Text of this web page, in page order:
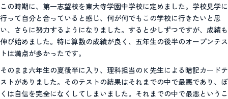
この時期に、第一志望校を東大寺学園中学校に定めました。学校見学に
行って自分と合っていると感じ、何が何でもこの学校に行きたいと思
い、さらに努力するようになりました。すると少しずつですが、成績も
伸び始めました。特に算数の成績が良く、五年生の後半のオープンテス
トは満点が多かったです。
そのまま六年生の夏後半に入り、理科担当のＫ先生による暗記カードテ
ストがありました。そのテストの結果はそれまでの中で最悪であり、ぼ
くは自信を完全になくしてしまいました。それまでの中で最悪というこ